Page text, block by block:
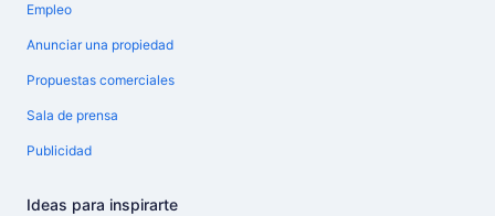
Empleo
Anunciar una propiedad
Propuestas comerciales
Sala de prensa
Publicidad
Ideas para inspirarte